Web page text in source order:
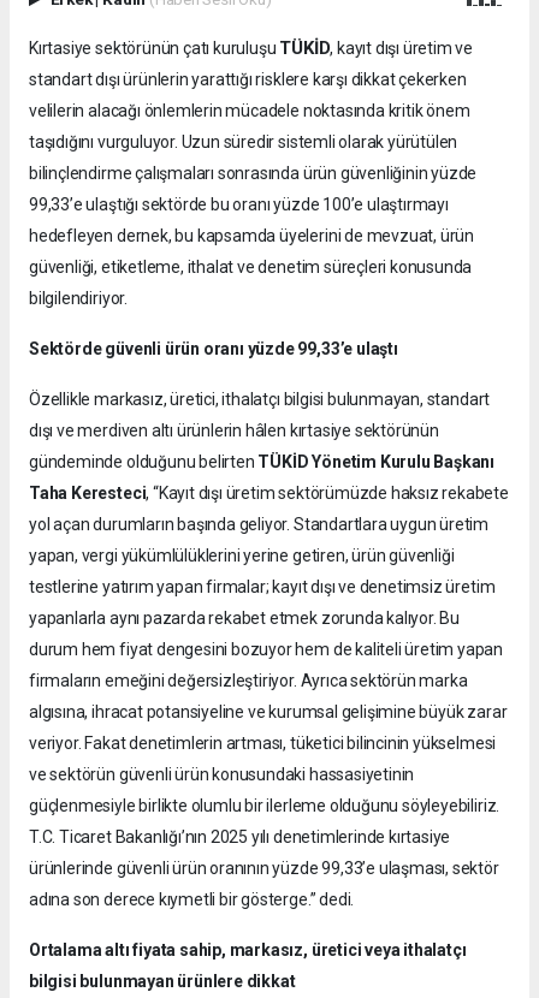
Kırtasiye sektörünün çatı kuruluşu TÜKİD, kayıt dışı üretim ve
standart dışı ürünlerin yarattığı risklere karşı dikkat çekerken
velilerin alacağı önlemlerin mücadele noktasında kritik önem
taşıdığını vurguluyor. Uzun süredir sistemli olarak yürütülen
bilinçlendirme çalışmaları sonrasında ürün güvenliğinin yüzde
99,33’e ulaştığı sektörde bu oranı yüzde 100’e ulaştırmayı
hedefleyen dernek, bu kapsamda üyelerini de mevzuat, ürün
güvenliği, etiketleme, ithalat ve denetim süreçleri konusunda
bilgilendiriyor.
Sektörde güvenli ürün oranı yüzde 99,33’e ulaştı
Özellikle markasız, üretici, ithalatçı bilgisi bulunmayan, standart
dışı ve merdiven altı ürünlerin hâlen kırtasiye sektörünün
gündeminde olduğunu belirten TÜKİD Yönetim Kurulu Başkanı
Taha Keresteci, “Kayıt dışı üretim sektörümüzde haksız rekabete
yol açan durumların başında geliyor. Standartlara uygun üretim
yapan, vergi yükümlülüklerini yerine getiren, ürün güvenliği
testlerine yatırım yapan firmalar; kayıt dışı ve denetimsiz üretim
yapanlarla aynı pazarda rekabet etmek zorunda kalıyor. Bu
durum hem fiyat dengesini bozuyor hem de kaliteli üretim yapan
firmaların emeğini değersizleştiriyor. Ayrıca sektörün marka
algısına, ihracat potansiyeline ve kurumsal gelişimine büyük zarar
veriyor. Fakat denetimlerin artması, tüketici bilincinin yükselmesi
ve sektörün güvenli ürün konusundaki hassasiyetinin
güçlenmesiyle birlikte olumlu bir ilerleme olduğunu söyleyebiliriz.
T.C. Ticaret Bakanlığı’nın 2025 yılı denetimlerinde kırtasiye
ürünlerinde güvenli ürün oranının yüzde 99,33’e ulaşması, sektör
adına son derece kıymetli bir gösterge.” dedi.
Ortalama altı fiyata sahip, markasız, üretici veya ithalatçı
bilgisi bulunmayan ürünlere dikkat